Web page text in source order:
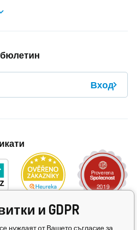
Вход
и GDPR
нуждаят от Вашето съгласие за